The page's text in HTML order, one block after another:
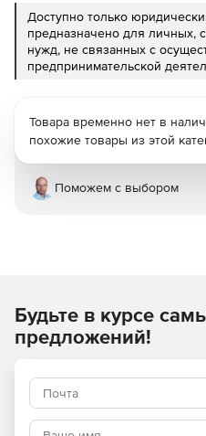
Доступно только
предназначено для личных,
нужд, не связанных с
предпринимательской
Товара временно нет в
похожие товары из этой
Поможем с выбором
Будьте в курсе
предложений!